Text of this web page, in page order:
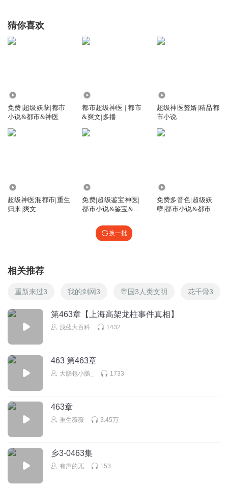
猜你喜欢
免费|超级妖孽|都市
小说&都市&神医
都市超级神医 | 都市
&爽文|多播
超级神医赘婿|精品都
市小说
超级神医混都市|重生
归来|爽文
免费|超级鉴宝神医|
都市小说&鉴宝&爽
免费多音色|超级妖
孽|都市小说&都市&
换一批
相关推荐
重新来过3 我的剑网3 帝国3人类文明 花千骨3
第463章【上海高架龙柱事件真相】
浅蓝大百科 1432
463 第463章
大肠包小肠_ 1733
463章
重生薇薇 3.45万
乡3-0463集
有声的兀 153